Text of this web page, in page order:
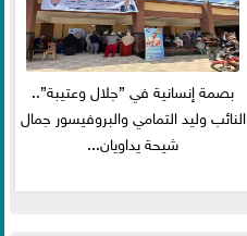
بصمة إنسانية في ”جلال وعتيبة”..
النائب وليد التمامي والبروفيسور جمال
شيحة يداويان...